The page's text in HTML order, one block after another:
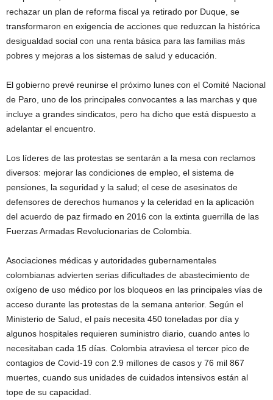
rechazar un plan de reforma fiscal ya retirado por Duque, se
transformaron en exigencia de acciones que reduzcan la histórica
desigualdad social con una renta básica para las familias más
pobres y mejoras a los sistemas de salud y educación.
El gobierno prevé reunirse el próximo lunes con el Comité Nacional
de Paro, uno de los principales convocantes a las marchas y que
incluye a grandes sindicatos, pero ha dicho que está dispuesto a
adelantar el encuentro.
Los líderes de las protestas se sentarán a la mesa con reclamos
diversos: mejorar las condiciones de empleo, el sistema de
pensiones, la seguridad y la salud; el cese de asesinatos de
defensores de derechos humanos y la celeridad en la aplicación
del acuerdo de paz firmado en 2016 con la extinta guerrilla de las
Fuerzas Armadas Revolucionarias de Colombia.
Asociaciones médicas y autoridades gubernamentales
colombianas advierten serias dificultades de abastecimiento de
oxígeno de uso médico por los bloqueos en las principales vías de
acceso durante las protestas de la semana anterior. Según el
Ministerio de Salud, el país necesita 450 toneladas por día y
algunos hospitales requieren suministro diario, cuando antes lo
necesitaban cada 15 días. Colombia atraviesa el tercer pico de
contagios de Covid-19 con 2.9 millones de casos y 76 mil 867
muertes, cuando sus unidades de cuidados intensivos están al
tope de su capacidad.